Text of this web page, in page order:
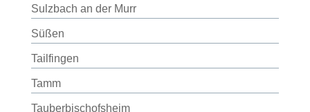
Sulzbach an der Murr
Süßen
Tailfingen
Tamm
Tauberbischofsheim